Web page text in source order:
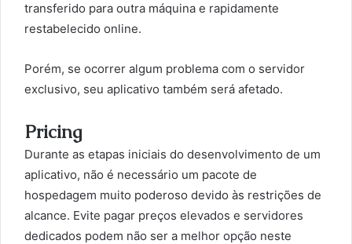
transferido para outra máquina e rapidamente
restabelecido online.
Porém, se ocorrer algum problema com o servidor
exclusivo, seu aplicativo também será afetado.
Pricing
Durante as etapas iniciais do desenvolvimento de um
aplicativo, não é necessário um pacote de
hospedagem muito poderoso devido às restrições de
alcance. Evite pagar preços elevados e servidores
dedicados podem não ser a melhor opção neste